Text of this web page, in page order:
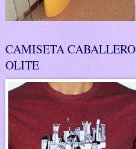
CAMISETA CABALLERO
OLITE